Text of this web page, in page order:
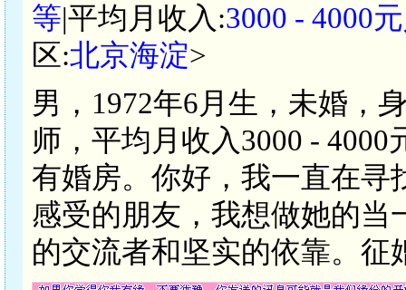
等|平均月收入:3000 - 4000
区:北京海淀>
男，1972年6月生，未婚，
师，平均月收入3000 -
有婚房。你好，我一直在寻
感受的朋友，我想做她的当
的交流者和坚实的依靠。征